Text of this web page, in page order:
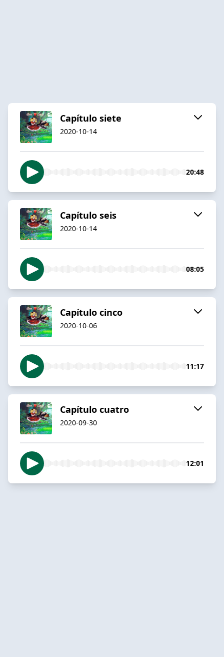
Capítulo siete
2020-10-14
20:48
Capítulo seis
2020-10-14
08:05
Capítulo cinco
2020-10-06
11:17
Capítulo cuatro
2020-09-30
12:01